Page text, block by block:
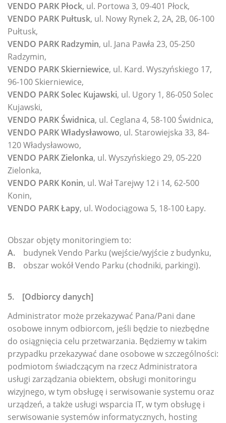
VENDO PARK Płock, ul. Portowa 3, 09-401 Płock,
VENDO PARK Pułtusk, ul. Nowy Rynek 2, 2A, 2B, 06-100
Pułtusk,
VENDO PARK Radzymin, ul. Jana Pawła 23, 05-250
Radzymin,
VENDO PARK Skierniewice, ul. Kard. Wyszyńskiego 17,
96-100 Skierniewice,
VENDO PARK Solec Kujawski, ul. Ugory 1, 86-050 Solec
Kujawski,
VENDO PARK Świdnica, ul. Ceglana 4, 58-100 Świdnica,
VENDO PARK Władysławowo, ul. Starowiejska 33, 84-
120 Władysławowo,
VENDO PARK Zielonka, ul. Wyszyńskiego 29, 05-220
Zielonka,
VENDO PARK Konin, ul. Wał Tarejwy 12 i 14, 62-500
Konin,
VENDO PARK Łapy, ul. Wodociągowa 5, 18-100 Łapy.
Obszar objęty monitoringiem to:
A. budynek Vendo Parku (wejście/wyjście z budynku,
B. obszar wokół Vendo Parku (chodniki, parkingi).
5. [Odbiorcy danych]
Administrator może przekazywać Pana/Pani dane
osobowe innym odbiorcom, jeśli będzie to niezbędne
do osiągnięcia celu przetwarzania. Będziemy w takim
przypadku przekazywać dane osobowe w szczególności:
podmiotom świadczącym na rzecz Administratora
usługi zarządzania obiektem, obsługi monitoringu
wizyjnego, w tym obsługę i serwisowanie systemu oraz
urządzeń, a także usługi wsparcia IT, w tym obsługę i
serwisowanie systemów informatycznych, hosting